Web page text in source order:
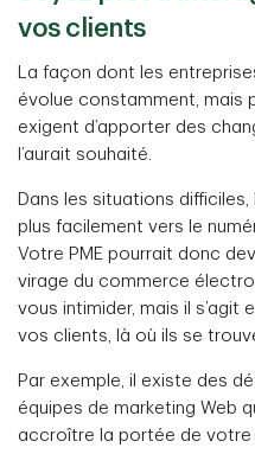
vos clients
La façon dont les
évolue constamment, mais
exigent d’apporter des
l’aurait souhaité.
Dans les situations
plus facilement vers le
Votre PME pourrait donc
virage du commerce
vous intimider, mais il s’agit
vos clients, là où ils se
Par exemple, il existe des
équipes de marketing Web
accroître la portée de votre